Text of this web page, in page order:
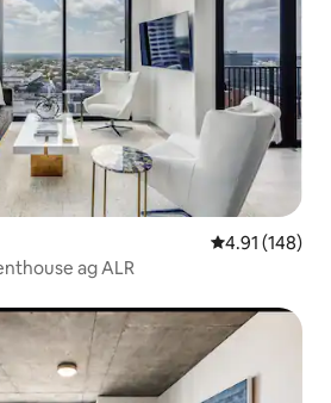
Meánrátáil
4.91 (148)
ag ALR